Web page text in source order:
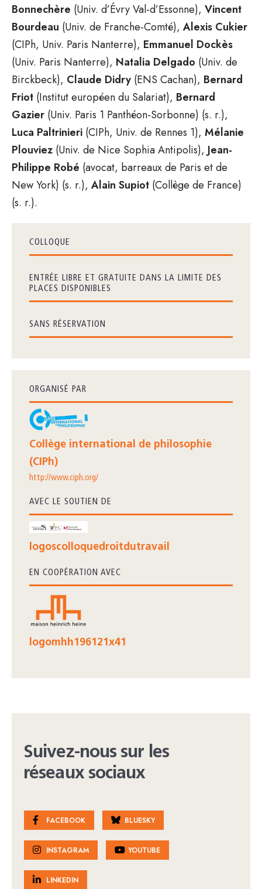
Bonnechère (Univ. d’Évry Val-d’Essonne), Vincent
Bourdeau (Univ. de Franche-Comté), Alexis Cukier
(CIPh, Univ. Paris Nanterre), Emmanuel Dockès
(Univ. Paris Nanterre), Natalia Delgado (Univ. de
Birckbeck), Claude Didry (ENS Cachan), Bernard
Friot (Institut européen du Salariat), Bernard
Gazier (Univ. Paris 1 Panthéon-Sorbonne) (s. r.),
Luca Paltrinieri (CIPh, Univ. de Rennes 1), Mélanie
Plouviez (Univ. de Nice Sophia Antipolis), Jean-
Philippe Robé (avocat, barreaux de Paris et de
New York) (s. r.), Alain Supiot (Collège de France)
(s. r.).
COLLOQUE
ENTRÉE LIBRE ET GRATUITE DANS LA LIMITE DES
PLACES DISPONIBLES
SANS RÉSERVATION
ORGANISÉ PAR
Collège international de philosophie
(CIPh)
http://www.ciph.org/
AVEC LE SOUTIEN DE
logoscolloquedroitdutravail
EN COOPÉRATION AVEC
logomhh196121x41
Suivez-nous sur les
réseaux sociaux
FACEBOOK BLUESKY
INSTAGRAM YOUTUBE
LINKEDIN